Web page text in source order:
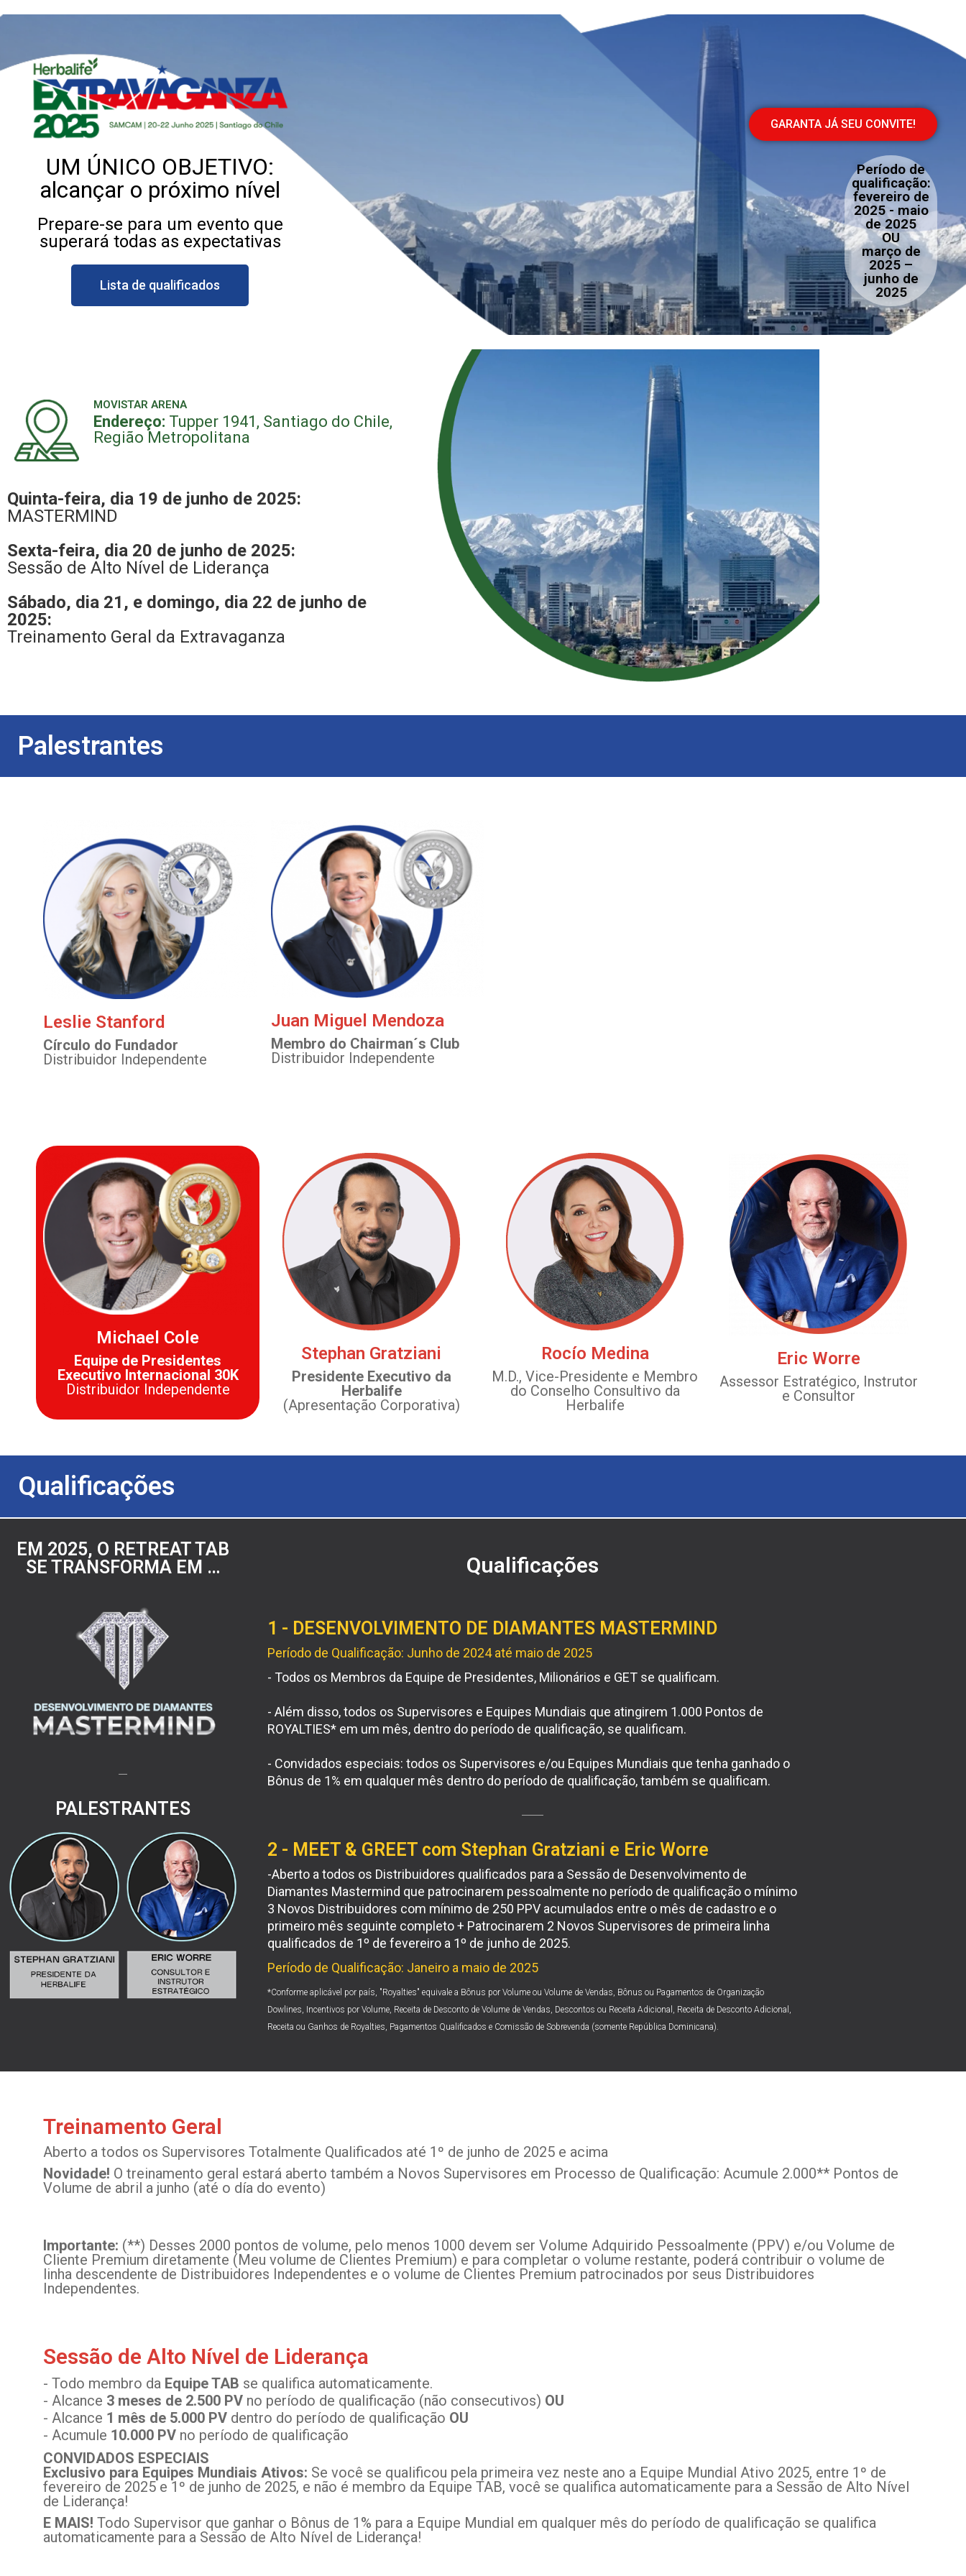
UM ÚNICO OBJETIVO:
alcançar o próximo nível
Prepare-se para um evento que
superará todas as expectativas
Lista de qualificados
GARANTA JÁ SEU CONVITE!
Período de
qualificação:
fevereiro de
2025 - maio
de 2025
OU
março de
2025 –
junho de
2025
MOVISTAR ARENA
Endereço: Tupper 1941, Santiago do Chile,
Região Metropolitana
Quinta-feira, dia 19 de junho de 2025:
MASTERMIND
Sexta-feira, dia 20 de junho de 2025:
Sessão de Alto Nível de Liderança
Sábado, dia 21, e domingo, dia 22 de junho de
2025:
Treinamento Geral da Extravaganza
Palestrantes
Leslie Stanford
Círculo do Fundador
Distribuidor Independente
Juan Miguel Mendoza
Membro do Chairman´s Club
Distribuidor Independente
Michael Cole
Equipe de Presidentes
Executivo Internacional 30K
Distribuidor Independente
Stephan Gratziani
Presidente Executivo da
Herbalife
(Apresentação Corporativa)
Rocío Medina
M.D., Vice-Presidente e Membro
do Conselho Consultivo da
Herbalife
Eric Worre
Assessor Estratégico, Instrutor
e Consultor
Qualificações
EM 2025, O RETREAT TAB
SE TRANSFORMA EM …
PALESTRANTES
Qualificações
1 - DESENVOLVIMENTO DE DIAMANTES MASTERMIND
Período de Qualificação: Junho de 2024 até maio de 2025
- Todos os Membros da Equipe de Presidentes, Milionários e GET se qualificam.
- Além disso, todos os Supervisores e Equipes Mundiais que atingirem 1.000 Pontos de
ROYALTIES* em um mês, dentro do período de qualificação, se qualificam.
- Convidados especiais: todos os Supervisores e/ou Equipes Mundiais que tenha ganhado o
Bônus de 1% em qualquer mês dentro do período de qualificação, também se qualificam.
2 - MEET & GREET com Stephan Gratziani e Eric Worre
-Aberto a todos os Distribuidores qualificados para a Sessão de Desenvolvimento de
Diamantes Mastermind que patrocinarem pessoalmente no período de qualificação o mínimo
3 Novos Distribuidores com mínimo de 250 PPV acumulados entre o mês de cadastro e o
primeiro mês seguinte completo + Patrocinarem 2 Novos Supervisores de primeira linha
qualificados de 1º de fevereiro a 1º de junho de 2025.
Período de Qualificação: Janeiro a maio de 2025
*Conforme aplicável por país, "Royalties" equivale a Bônus por Volume ou Volume de Vendas, Bônus ou Pagamentos de Organização
Dowlines, Incentivos por Volume, Receita de Desconto de Volume de Vendas, Descontos ou Receita Adicional, Receita de Desconto Adicional,
Receita ou Ganhos de Royalties, Pagamentos Qualificados e Comissão de Sobrevenda (somente República Dominicana).
Treinamento Geral
Aberto a todos os Supervisores Totalmente Qualificados até 1º de junho de 2025 e acima
Novidade! O treinamento geral estará aberto também a Novos Supervisores em Processo de Qualificação: Acumule 2.000** Pontos de
Volume de abril a junho (até o día do evento)
Importante: (**) Desses 2000 pontos de volume, pelo menos 1000 devem ser Volume Adquirido Pessoalmente (PPV) e/ou Volume de
Cliente Premium diretamente (Meu volume de Clientes Premium) e para completar o volume restante, poderá contribuir o volume de
linha descendente de Distribuidores Independentes e o volume de Clientes Premium patrocinados por seus Distribuidores
Independentes.
Sessão de Alto Nível de Liderança
- Todo membro da Equipe TAB se qualifica automaticamente.
- Alcance 3 meses de 2.500 PV no período de qualificação (não consecutivos) OU
- Alcance 1 mês de 5.000 PV dentro do período de qualificação OU
- Acumule 10.000 PV no período de qualificação
CONVIDADOS ESPECIAIS
Exclusivo para Equipes Mundiais Ativos: Se você se qualificou pela primeira vez neste ano a Equipe Mundial Ativo 2025, entre 1º de
fevereiro de 2025 e 1º de junho de 2025, e não é membro da Equipe TAB, você se qualifica automaticamente para a Sessão de Alto Nível
de Liderança!
E MAIS! Todo Supervisor que ganhar o Bônus de 1% para a Equipe Mundial em qualquer mês do período de qualificação se qualifica
automaticamente para a Sessão de Alto Nível de Liderança!